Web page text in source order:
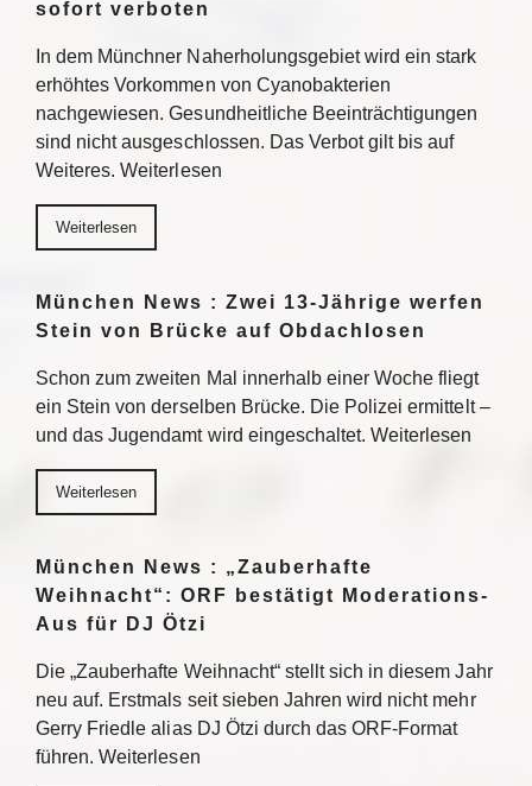
sofort verboten
In dem Münchner Naherholungsgebiet wird ein stark
erhöhtes Vorkommen von Cyanobakterien
nachgewiesen. Gesundheitliche Beeinträchtigungen
sind nicht ausgeschlossen. Das Verbot gilt bis auf
Weiteres. Weiterlesen
Weiterlesen
München News : Zwei 13-Jährige werfen
Stein von Brücke auf Obdachlosen
Schon zum zweiten Mal innerhalb einer Woche fliegt
ein Stein von derselben Brücke. Die Polizei ermittelt –
und das Jugendamt wird eingeschaltet. Weiterlesen
Weiterlesen
München News : „Zauberhafte
Weihnacht“: ORF bestätigt Moderations-
Aus für DJ Ötzi
Die „Zauberhafte Weihnacht“ stellt sich in diesem Jahr
neu auf. Erstmals seit sieben Jahren wird nicht mehr
Gerry Friedle alias DJ Ötzi durch das ORF-Format
führen. Weiterlesen